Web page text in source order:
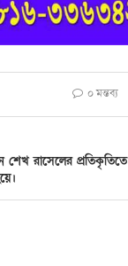
০ মন্তব্য
রাসেলের প্রতিকৃতিতে